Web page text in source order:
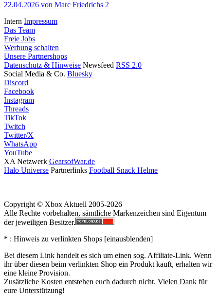
22.04.2026 von Marc Friedrichs 2
Intern Impressum
Das Team
Freie Jobs
Werbung schalten
Unsere Partnershops
Datenschutz & Hinweise Newsfeed RSS 2.0
Social Media & Co. Bluesky
Discord
Facebook
Instagram
Threads
TikTok
Twitch
Twitter/X
WhatsApp
YouTube
XA Netzwerk GearsofWar.de
Halo Universe Partnerlinks Football Snack Helme
Copyright © Xbox Aktuell 2005-2026
Alle Rechte vorbehalten, sämtliche Markenzeichen sind Eigentum
der jeweiligen Besitzer.
* : Hinweis zu verlinkten Shops [einausblenden]
Bei diesem Link handelt es sich um einen sog. Affiliate-Link. Wenn
ihr über diesen beim verlinkten Shop ein Produkt kauft, erhalten wir
eine kleine Provision.
Zusätzliche Kosten entstehen euch dadurch nicht. Vielen Dank für
eure Unterstützung!